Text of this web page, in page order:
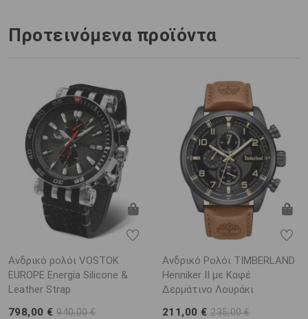
Προτεινόμενα προϊόντα
Ανδρικό ρολόι VOSTOK
EUROPE Energia Silicone &
Leather Strap
798,00 €940,00 €
Ανδρικό Ρολόι TIMBERLAND
Henniker II με Καφέ
Δερμάτινο Λουράκι
211,00 €235,00 €